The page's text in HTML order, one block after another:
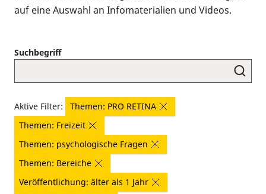
auf eine Auswahl an Infomaterialien und Videos.
Suchbegriff
Aktive Filter:
Themen: PRO RETINA
Themen: Freizeit
Themen: psychologische Fragen
Themen: Bereiche
Veröffentlichung: älter als 1 Jahr